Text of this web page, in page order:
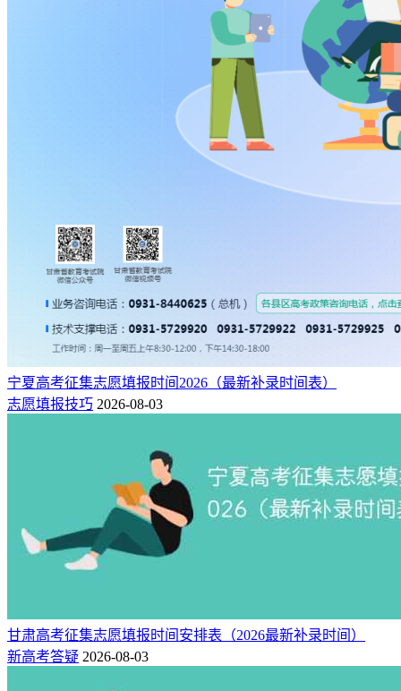
宁夏高考征集志愿填报时间2026（最新补录时间表）
志愿填报技巧 2026-08-03
甘肃高考征集志愿填报时间安排表（2026最新补录时间）
新高考答疑 2026-08-03